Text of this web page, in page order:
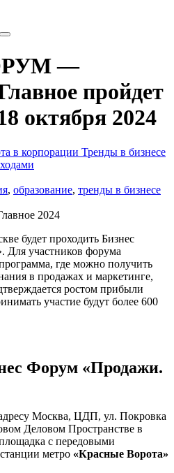
—
пройдет
октября 2024
в корпорации Тренды в бизнесе
, образование, тренды в бизнесе
будет проходить Бизнес
участников форума
где можно получить
в продажах и маркетинге,
ростом прибыли
участие будут более 600
Форум «Продажи.
Москва, ЦДП, ул. Покровка
Деловом Пространстве в
с передовыми
метро «Красные Ворота»